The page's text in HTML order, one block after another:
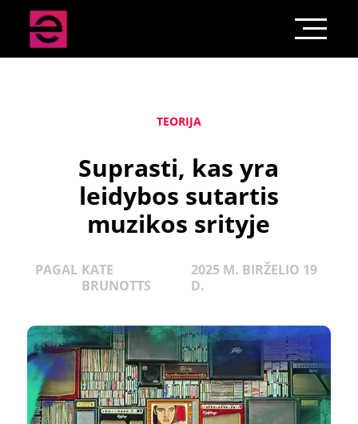
TEORIJA
Suprasti, kas yra
leidybos sutartis
muzikos srityje
PAGAL KATE
BRUNOTTS
2025 M. BIRŽELIO 19
D.